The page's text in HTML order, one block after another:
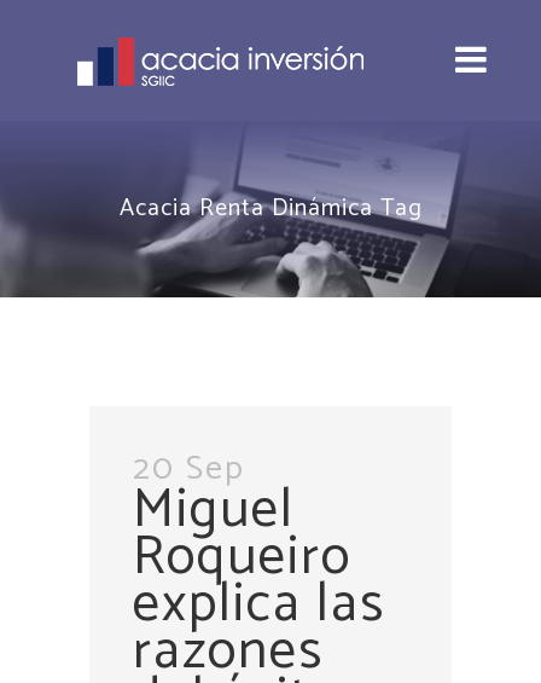
Acacia Renta Dinámica Tag
20 Sep
Miguel
Roqueiro
explica las
razones